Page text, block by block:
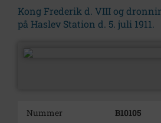
Kong Frederik d. VIII og
på Haslev Station d. 5. juli 1911.
Nummer
B10105